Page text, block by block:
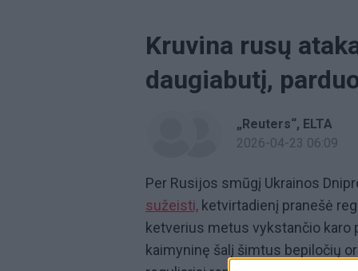
Kruvina rusų
daugiabutį,
„Reuters“ ELTA
2026-04-23 06:09
Per Rusijos smūgį Ukrainos
sužeisti, ketvirtadienį pranešė
ketverius metus vykstančio karo
kaimyninę šalį šimtus bepiločių